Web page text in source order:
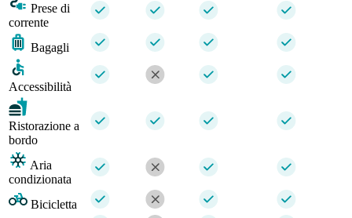
Prese di
corrente
Bagagli
Accessibilità
Ristorazione a
bordo
Aria
condizionata
Bicicletta